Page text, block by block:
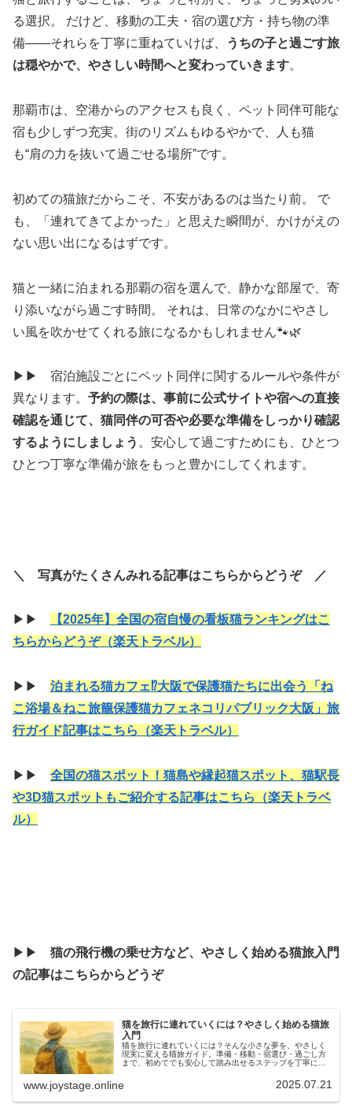
る選択。 だけど、移動の工夫・宿の選び方・持ち物の準
備——それらを丁寧に重ねていけば、
うちの子と過ごす旅
は穏やかで、やさしい時間へと変わっていきます。
那覇市は、空港からのアクセスも良く、ペット同伴可能な
宿も少しずつ充実。街のリズムもゆるやかで、人も猫
も“肩の力を抜いて過ごせる場所”です。
初めての猫旅だからこそ、不安があるのは当たり前。 で
も、「連れてきてよかった」と思えた瞬間が、かけがえの
ない思い出になるはずです。
猫と一緒に泊まれる那覇の宿を選んで、静かな部屋で、寄
り添いながら過ごす時間。 それは、日常のなかにやさし
い風を吹かせてくれる旅になるかもしれません🐾🌿
▶▶ 宿泊施設ごとにペット同伴に関するルールや条件が
異なります。 予約の際は、事前に公式サイトや宿への直接
確認を通じて、猫同伴の可否や必要な準備をしっかり確認
するようにしましょう 。安心して過ごすためにも、ひとつ
ひとつ丁寧な準備が旅をもっと豊かにしてくれます。
＼ 写真がたくさんみれる記事はこちらからどうぞ ／
▶▶
【2025年】全国の宿自慢の看板猫ランキングはこ
ちらからどうぞ（楽天トラベル）
▶▶ 泊まれる猫カフェ⁉大阪で保護猫たちに出会う「ね
こ浴場＆ねこ旅籠保護猫カフェネコリパブリック大阪」旅
行ガイド記事はこちら（楽天トラベル）
▶▶ 全国の猫スポット！猫島や縁起猫スポット、猫駅長
や3D猫スポットもご紹介する記事はこちら（楽天トラベ
ル）
▶▶ 猫の飛行機の乗せ方など、やさしく始める猫旅入門
の記事はこちらからどうぞ
猫を旅行に連れていくには？やさしく始める猫旅
入門
猫を旅行に連れていくには？そんな小さな夢を、やさしく
現実に変える猫旅ガイド。準備・移動・宿選び・過ごし方
まで、初めてでも安心して踏み出せるステップを丁寧に紹
主と見る旅先の景色——そのすべてが特別な思い出に。う
ちの子と一緒に出かけたくなる、やさしい旅のはじまり
www.joystage.online 2025.07.21